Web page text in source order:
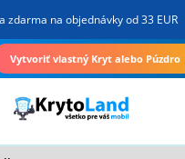
zdarma na objednávky od 33 EUR
Vytvoriť vlastný Kryt alebo Púzdro